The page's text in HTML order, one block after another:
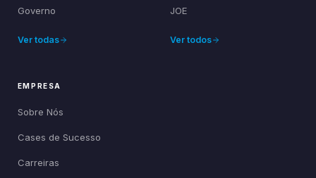
Governo
Ver todas
JOE
Ver todos
EMPRESA
Sobre Nós
Cases de Sucesso
Carreiras